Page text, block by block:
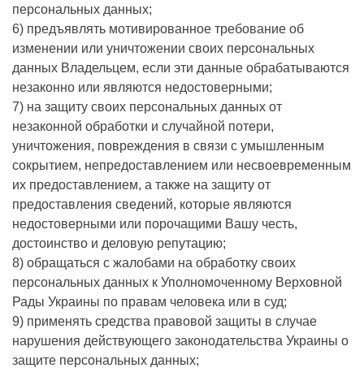
персональных данных;
6) предъявлять мотивированное требование об
изменении или уничтожении своих персональных
данных Владельцем, если эти данные обрабатываются
незаконно или являются недостоверными;
7) на защиту своих персональных данных от
незаконной обработки и случайной потери,
уничтожения, повреждения в связи с умышленным
сокрытием, непредоставлением или несвоевременным
их предоставлением, а также на защиту от
предоставления сведений, которые являются
недостоверными или порочащими Вашу честь,
достоинство и деловую репутацию;
8) обращаться с жалобами на обработку своих
персональных данных к Уполномоченному Верховной
Рады Украины по правам человека или в суд;
9) применять средства правовой защиты в случае
нарушения действующего законодательства Украины о
защите персональных данных;